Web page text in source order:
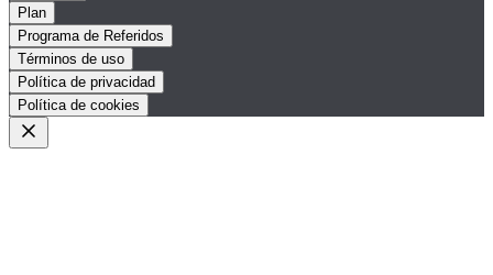
Plan
Programa de Referidos
Términos de uso
Política de privacidad
Política de cookies